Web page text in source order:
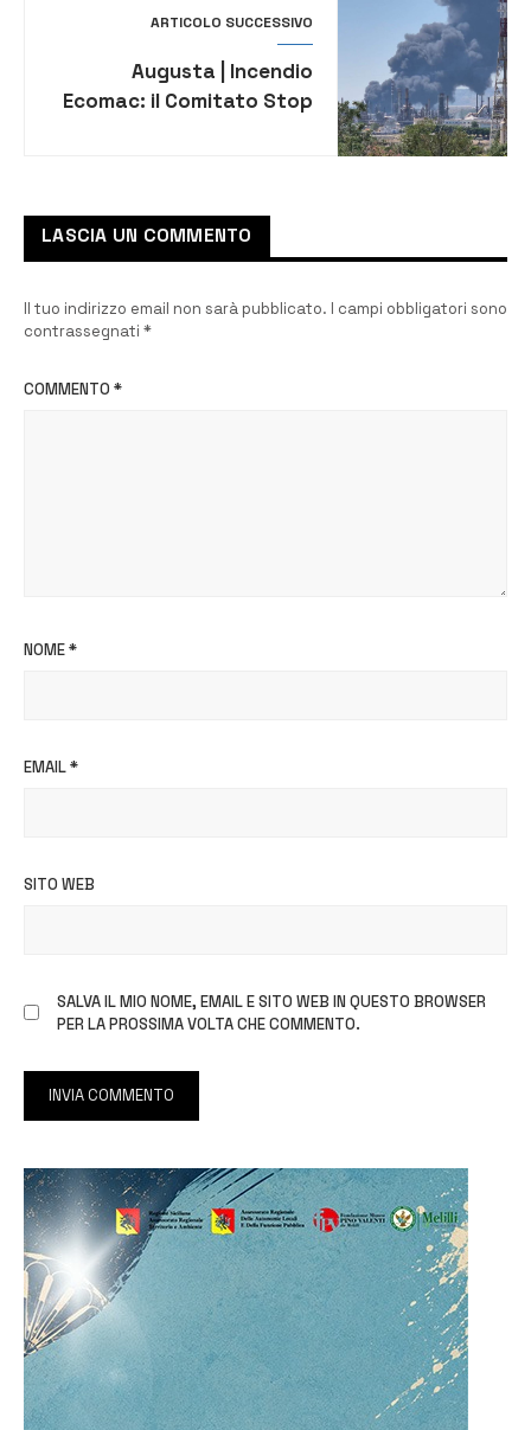
ARTICOLO SUCCESSIVO
Augusta | Incendio
Ecomac: il Comitato Stop
LASCIA UN COMMENTO
Il tuo indirizzo email non sarà pubblicato. I campi obbligatori sono
contrassegnati *
COMMENTO *
NOME*
EMAIL*
SITO WEB
SALVA IL MIO NOME, EMAIL E SITO WEB IN QUESTO BROWSER
PER LA PROSSIMA VOLTA CHE COMMENTO.